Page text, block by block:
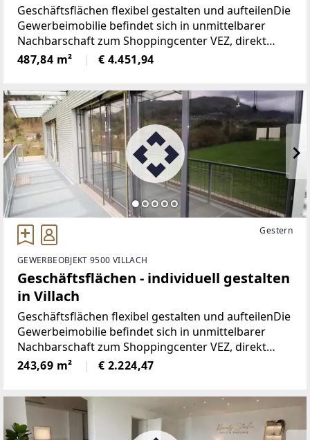
Geschäftsflächen flexibel gestalten und aufteilenDie
Gewerbeimobilie befindet sich in unmittelbarer
Nachbarschaft zum Shoppingcenter VEZ, direkt
entlang der Drautalbundesstraße B 100 und mit
sehr guter Sichtbarkeit und Autobahnanbindung.
487,84 m² € 4.451,94
Gestern
GEWERBEOBJEKT 9500 VILLACH
Geschäftsflächen - individuell gestalten
in Villach
Geschäftsflächen flexibel gestalten und aufteilenDie
Gewerbeimobilie befindet sich in unmittelbarer
Nachbarschaft zum Shoppingcenter VEZ, direkt
entlang der Drautalbundesstraße B 100 und mit
sehr guter Sichtbarkeit und Autobahnanbindung.
243,69 m² € 2.224,47